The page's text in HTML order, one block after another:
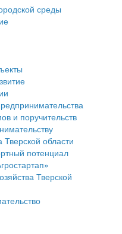
области
округа
учтенных
малого и
малого и
среды
и поручительств
области
потенциал
Тверской